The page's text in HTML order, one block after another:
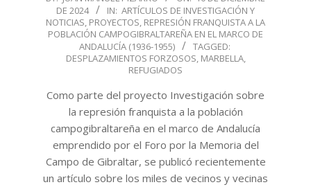
12-
10
DE 2024
IN: ARTÍCULOS DE INVESTIGACIÓN Y
NOTICIAS, PROYECTOS, REPRESIÓN FRANQUISTA A LA
POBLACIÓN CAMPOGIBRALTAREÑA EN EL MARCO DE
ANDALUCÍA (1936-1955)
TAGGED:
DESPLAZAMIENTOS FORZOSOS, MARBELLA,
REFUGIADOS
Como parte del proyecto Investigación sobre
la represión franquista a la población
campogibraltareña en el marco de Andalucía
emprendido por el Foro por la Memoria del
Campo de Gibraltar, se publicó recientemente
un artículo sobre los miles de vecinos y vecinas